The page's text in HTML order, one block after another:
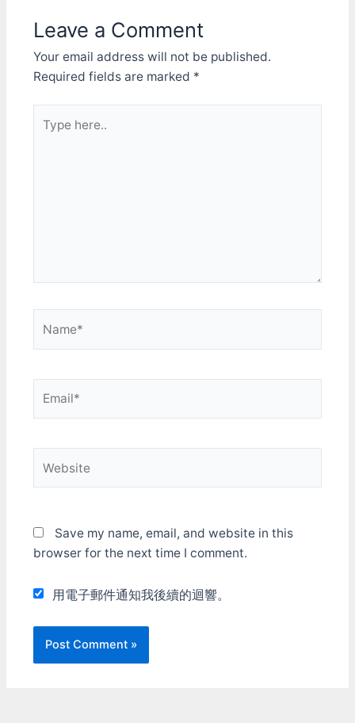
Leave a Comment
Your email address will not be published.
Required fields are marked *
here..
Save my name, email, and website in this
browser for the next time I comment.
用電子郵件通知我後續的迴響。